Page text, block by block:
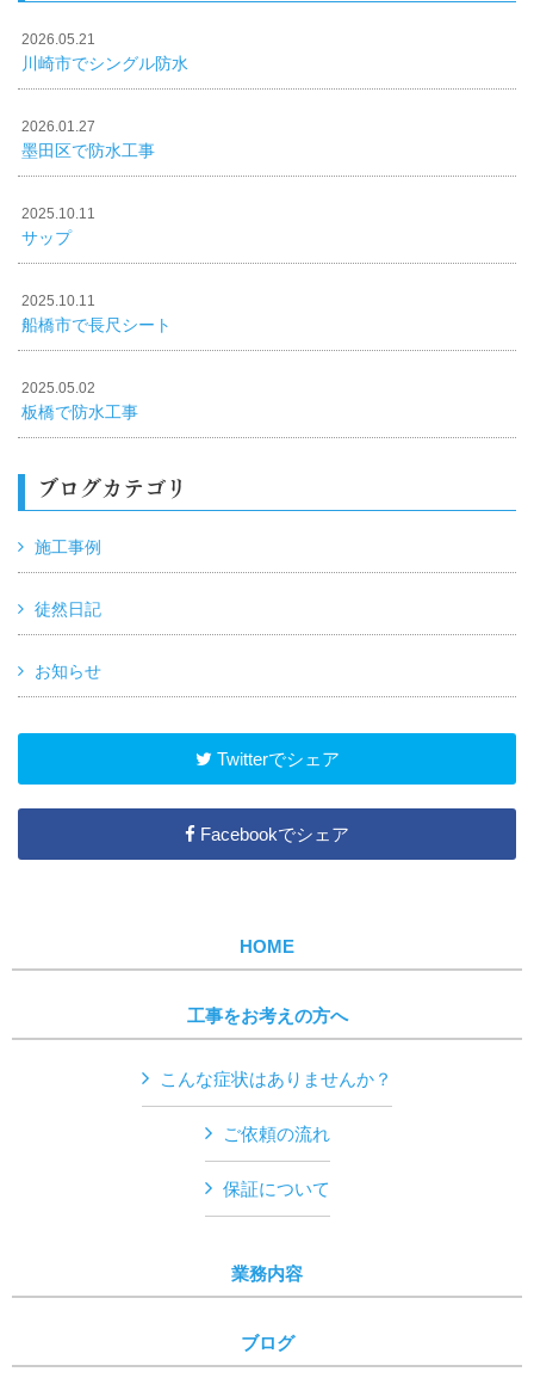
2026.05.21
川崎市でシングル防水
2026.01.27
墨田区で防水工事
2025.10.11
サップ
2025.10.11
船橋市で長尺シート
2025.05.02
板橋で防水工事
ブログカテゴリ
施工事例
徒然日記
お知らせ
Twitterでシェア
Facebookでシェア
HOME
工事をお考えの方へ
こんな症状はありませんか？
ご依頼の流れ
保証について
業務内容
ブログ